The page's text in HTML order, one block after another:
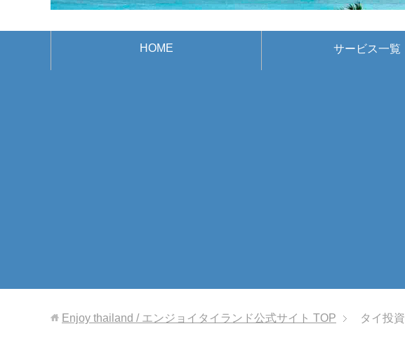
HOME サービス一覧
Enjoy thailand / エンジョイタイランド公式サイト TOP タイ投資